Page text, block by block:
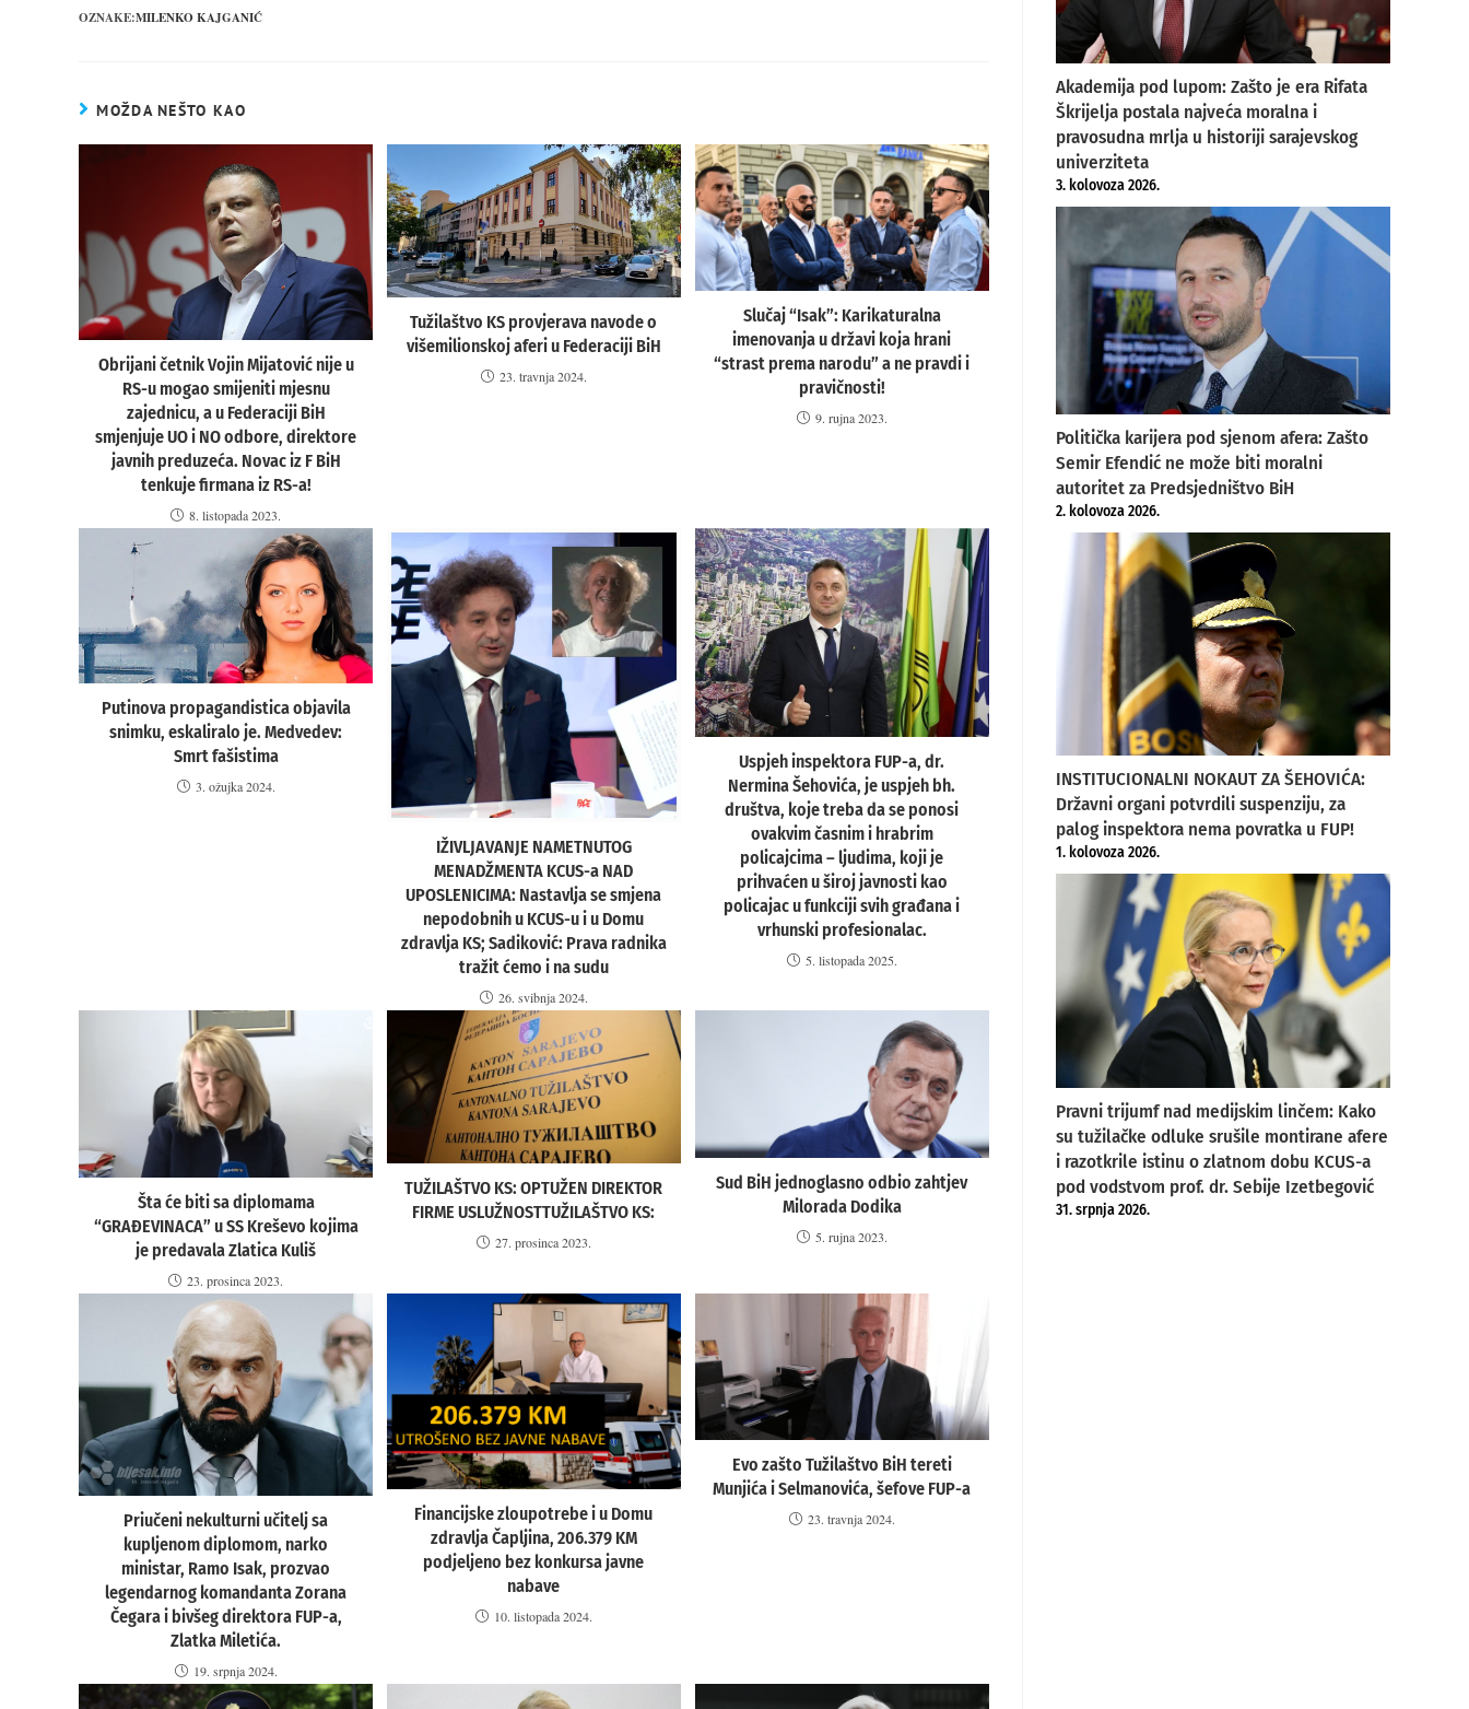
OZNAKE:MILENKO KAJGANIĆ
MOŽDA NEŠTO KAO
Obrijani četnik Vojin Mijatović nije u
RS-u mogao smijeniti mjesnu
zajednicu, a u Federaciji BiH
smjenjuje UO i NO odbore, direktore
javnih preduzeća. Novac iz F BiH
tenkuje firmana iz RS-a!
8. listopada 2023.
Tužilaštvo KS provjerava navode o
višemilionskoj aferi u Federaciji BiH
23. travnja 2024.
Slučaj “Isak”: Karikaturalna
imenovanja u državi koja hrani
“strast prema narodu” a ne pravdi i
pravičnosti!
9. rujna 2023.
Putinova propagandistica objavila
snimku, eskaliralo je. Medvedev:
Smrt fašistima
3. ožujka 2024.
IŽIVLJAVANJE NAMETNUTOG
MENADŽMENTA KCUS-a NAD
UPOSLENICIMA: Nastavlja se smjena
nepodobnih u KCUS-u i u Domu
zdravlja KS; Sadiković: Prava radnika
tražit ćemo i na sudu
26. svibnja 2024.
Uspjeh inspektora FUP-a, dr.
Nermina Šehovića, je uspjeh bh.
društva, koje treba da se ponosi
ovakvim časnim i hrabrim
policajcima – ljudima, koji je
prihvaćen u široj javnosti kao
policajac u funkciji svih građana i
vrhunski profesionalac.
5. listopada 2025.
Šta će biti sa diplomama
“GRAĐEVINACA” u SS Kreševo kojima
je predavala Zlatica Kuliš
23. prosinca 2023.
TUŽILAŠTVO KS: OPTUŽEN DIREKTOR
FIRME USLUŽNOSTTUŽILAŠTVO KS:
27. prosinca 2023.
Sud BiH jednoglasno odbio zahtjev
Milorada Dodika
5. rujna 2023.
Priučeni nekulturni učitelj sa
kupljenom diplomom, narko
ministar, Ramo Isak, prozvao
legendarnog komandanta Zorana
Čegara i bivšeg direktora FUP-a,
Zlatka Miletića.
19. srpnja 2024.
Financijske zloupotrebe i u Domu
zdravlja Čapljina, 206.379 KM
podjeljeno bez konkursa javne
nabave
10. listopada 2024.
Evo zašto Tužilaštvo BiH tereti
Munjića i Selmanovića, šefove FUP-a
23. travnja 2024.
Akademija pod lupom: Zašto je era Rifata
Škrijelja postala najveća moralna i
pravosudna mrlja u historiji sarajevskog
univerziteta
3. kolovoza 2026.
Politička karijera pod sjenom afera: Zašto
Semir Efendić ne može biti moralni
autoritet za Predsjedništvo BiH
2. kolovoza 2026.
INSTITUCIONALNI NOKAUT ZA ŠEHOVIĆA:
Državni organi potvrdili suspenziju, za
palog inspektora nema povratka u FUP!
1. kolovoza 2026.
Pravni trijumf nad medijskim linčem: Kako
su tužilačke odluke srušile montirane afere
i razotkrile istinu o zlatnom dobu KCUS-a
pod vodstvom prof. dr. Sebije Izetbegović
31. srpnja 2026.